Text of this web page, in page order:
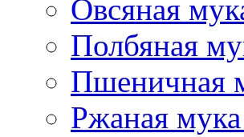
Овсяная
Полбяная
Пшеничная
Ржаная